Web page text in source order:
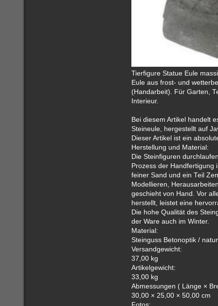
Tierfigure Statue Eule
Eule aus frost- und
(Handarbeit). Für Garten,
Interieur.
Bei diesem Artikel handelt
Steineule, hergestellt auf
Dieser Artikel ist ein
Herstellung und Material:
Die Steinfiguren
Prozess der Handfertigung
feiner Sand und ein Teil
Modellieren,
geschieht von Hand. Vor
herstellt, leistet eine
Die hohe Qualität des
der Ware auch im Winter.
Material:
Steinguss Betonoptik /
Versandgewicht:
37,00 kg
Artikelgewicht:
33,00 kg
Abmessungen ( Länge ×
30,00 × 25,00 × 50,00 cm